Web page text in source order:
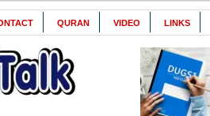
QURAN VIDEO LINKS